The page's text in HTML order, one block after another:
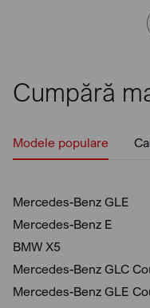
Cumpără
Modele populare
Mercedes-Benz GLE
Mercedes-Benz E
BMW X5
Mercedes-Benz GLC
Mercedes-Benz GLE